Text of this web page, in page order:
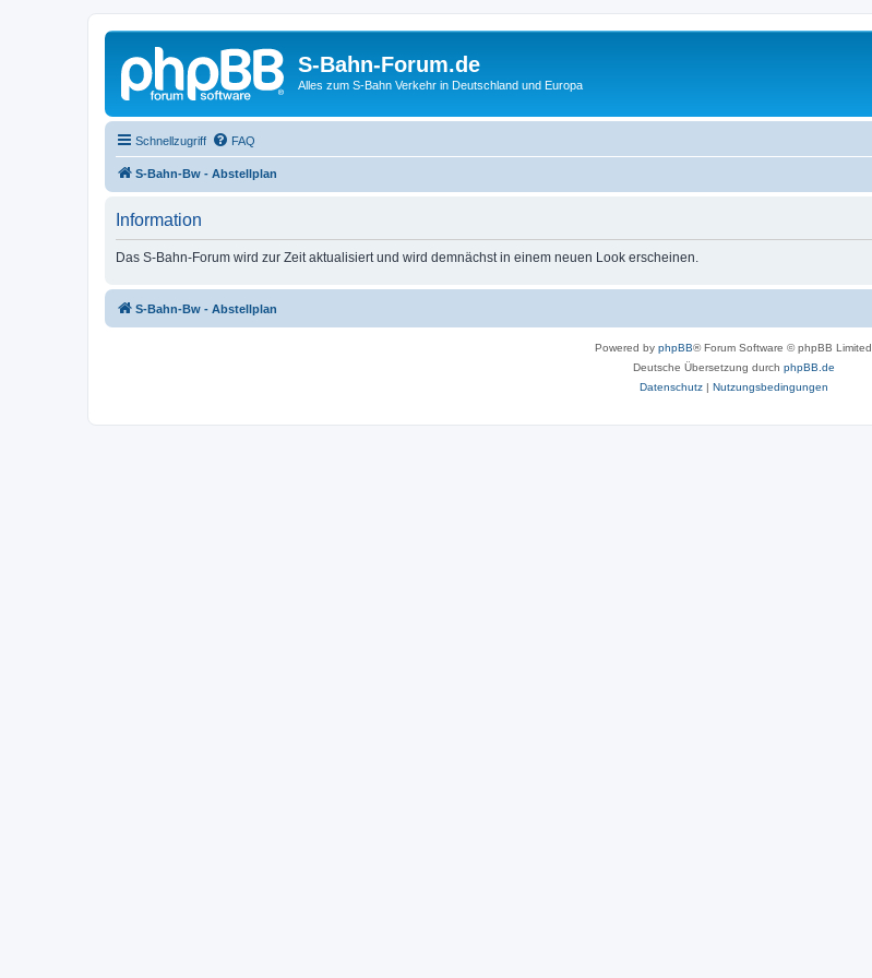
S-Bahn-Forum.de
Alles zum S-Bahn Verkehr in Deutschland und Europa
Schnellzugriff FAQ
S-Bahn-Bw - Abstellplan
Information
Das S-Bahn-Forum wird zur Zeit aktualisiert und wird demnächst in einem neuen Look erscheinen.
S-Bahn-Bw - Abstellplan
Powered by phpBB® Forum Software © phpBB Limited
Deutsche Übersetzung durch phpBB.de
Datenschutz| Nutzungsbedingungen